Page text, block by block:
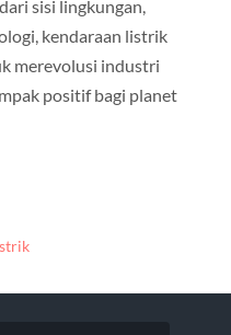
sisi lingkungan,
kendaraan listrik
merevolusi industri
positif bagi planet